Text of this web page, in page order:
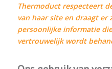
Thermoduct respecteert
van haar site en draagt er
persoonlijke informatie
vertrouwelijk wordt